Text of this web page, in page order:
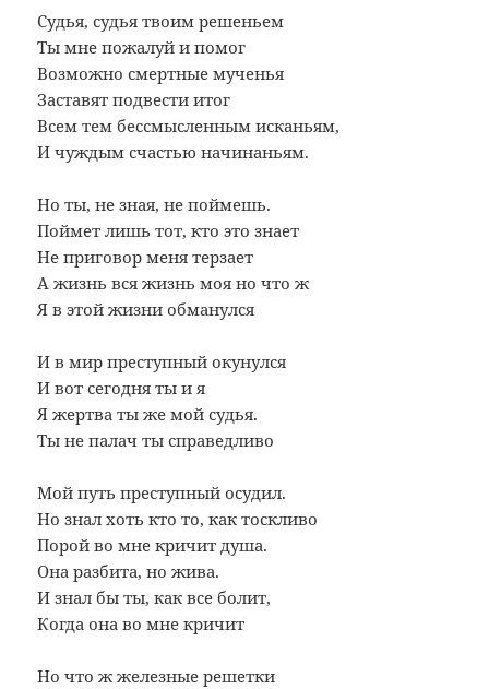
Судья, судья твоим решеньем
Ты мне пожалуй и помог
Возможно смертные мученья
Заставят подвести итог
Всем тем бессмысленным исканьям,
И чуждым счастью начинаньям.
Но ты, не зная, не поймешь.
Поймет лишь тот, кто это знает
Не приговор меня терзает
А жизнь вся жизнь моя но что ж
Я в этой жизни обманулся
И в мир преступный окунулся
И вот сегодня ты и я
Я жертва ты же мой судья.
Ты не палач ты справедливо
Мой путь преступный осудил.
Но знал хоть кто то, как тоскливо
Порой во мне кричит душа.
Она разбита, но жива.
И знал бы ты, как все болит,
Когда она во мне кричит
Но что ж железные решетки